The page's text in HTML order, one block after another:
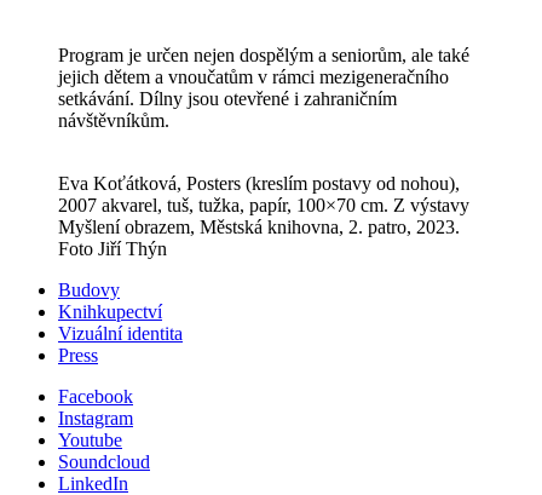
Program je určen nejen dospělým a seniorům, ale také
jejich dětem a vnoučatům v rámci mezigeneračního
setkávání. Dílny jsou otevřené i zahraničním
návštěvníkům.
Eva Koťátková, Posters (kreslím postavy od nohou),
2007 akvarel, tuš, tužka, papír, 100×70 cm. Z výstavy
Myšlení obrazem, Městská knihovna, 2. patro, 2023.
Foto Jiří Thýn
Budovy
Knihkupectví
Vizuální identita
Press
Facebook
Instagram
Youtube
Soundcloud
LinkedIn